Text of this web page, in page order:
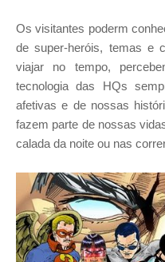
Os visitantes poderm
de super-heróis, temas e
viajar no tempo,
tecnologia das HQs
afetivas e de nossas
fazem parte de nossas
calada da noite ou nas